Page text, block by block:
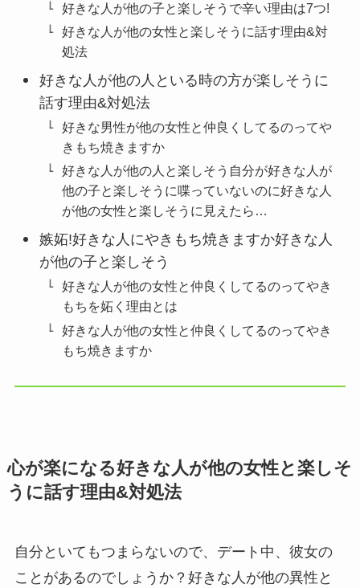
好きな人が他の子と楽しそうで辛い理由は7つ!
好きな人が他の女性と楽しそうに話す理由&対
処法
好きな人が他の人といる時の方が楽しそうに
話す理由&対処法
好きな男性が他の女性と仲良くしてるのってや
きもち焼きますか
好きな人が他の人と楽しそう自分が好きな人が
他の子と楽しそうに喋っていないのに好きな人
が他の女性と楽しそうに見えたら…
嫉妬!好きな人にやきもち焼きますか好きな人
が他の子と楽しそう
好きな人が他の女性と仲良くしてるのってやき
もちを妬く理由とは
好きな人が他の女性と仲良くしてるのってやき
もち焼きますか
心が楽になる好きな人が他の女性と楽しそ
うに話す理由&対処法
自分といてもつまらないので、デート中、彼女の
ことがあるのでしょうか？好きな人が他の異性と